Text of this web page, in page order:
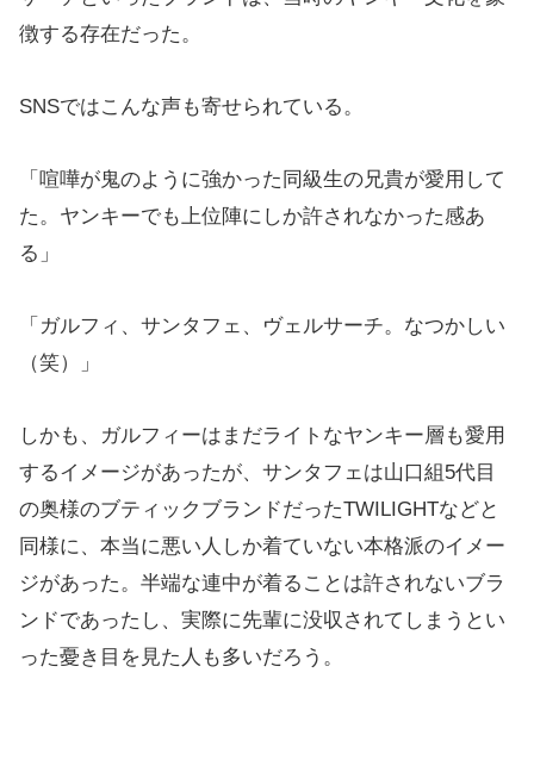
徴する存在だった。
SNSではこんな声も寄せられている。
「喧嘩が鬼のように強かった同級生の兄貴が愛用して
た。ヤンキーでも上位陣にしか許されなかった感あ
る」
「ガルフィ、サンタフェ、ヴェルサーチ。なつかしい
（笑）」
しかも、ガルフィーはまだライトなヤンキー層も愛用
するイメージがあったが、サンタフェは山口組5代目
の奥様のブティックブランドだったTWILIGHTなどと
同様に、本当に悪い人しか着ていない本格派のイメー
ジがあった。半端な連中が着ることは許されないブラ
ンドであったし、実際に先輩に没収されてしまうとい
った憂き目を見た人も多いだろう。